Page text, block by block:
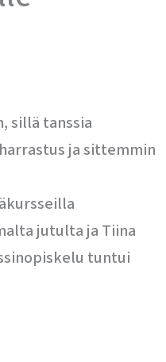
sillä tanssia
ja sittemmin
jutulta ja Tiina
tuntui